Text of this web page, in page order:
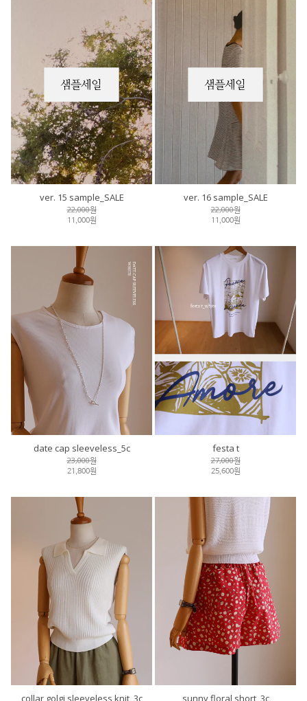
ver. 15 sample_SALE
22,000원
11,000원
ver. 16 sample_SALE
22,000원
11,000원
date cap sleeveless_5c
23,000원
21,800원
festa t
27,000원
25,600원
collar golgi sleeveless knit_3c sunny floral short_3c